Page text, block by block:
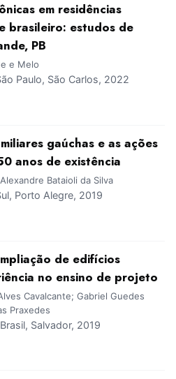
em residências
brasileiro: estudos de
PB
e Melo
Paulo, São Carlos, 2022
gaúchas e as ações
anos de existência
Bataioli da Silva
Porto Alegre, 2019
de edifícios
no ensino de projeto
Cavalcante; Gabriel Guedes
Praxedes
Salvador, 2019